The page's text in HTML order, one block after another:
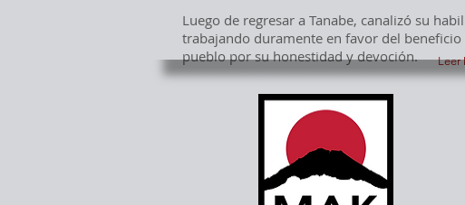
Luego de regresar a Tanabe, canalizó su
trabajando duramente en favor del
pueblo por su honestidad y devoción.
Leer